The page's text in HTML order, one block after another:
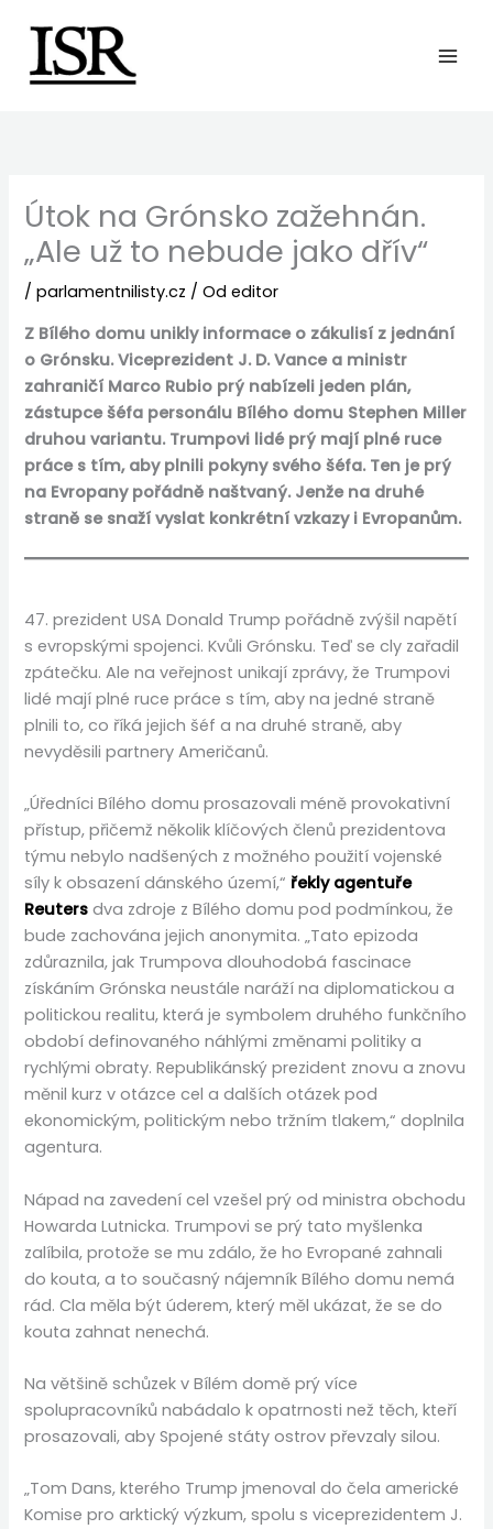
obsah
Útok na Grónsko zažehnán.
„Ale už to nebude jako dřív“
/parlamentnilisty.cz / Od editor
Z Bílého domu unikly informace o zákulisí z jednání
o Grónsku. Viceprezident J. D. Vance a ministr
zahraničí Marco Rubio prý nabízeli jeden plán,
zástupce šéfa personálu Bílého domu Stephen Miller
druhou variantu. Trumpovi lidé prý mají plné ruce
práce s tím, aby plnili pokyny svého šéfa. Ten je prý
na Evropany pořádně naštvaný. Jenže na druhé
straně se snaží vyslat konkrétní vzkazy i Evropanům.
47. prezident USA Donald Trump pořádně zvýšil napětí
s evropskými spojenci. Kvůli Grónsku. Teď se cly zařadil
zpátečku. Ale na veřejnost unikají zprávy, že Trumpovi
lidé mají plné ruce práce s tím, aby na jedné straně
plnili to, co říká jejich šéf a na druhé straně, aby
nevyděsili partnery Američanů.
„Úředníci Bílého domu prosazovali méně provokativní
přístup, přičemž několik klíčových členů prezidentova
týmu nebylo nadšených z možného použití vojenské
síly k obsazení dánského území,“ řekly agentuře
Reuters dva zdroje z Bílého domu pod podmínkou, že
bude zachována jejich anonymita. „Tato epizoda
zdůraznila, jak Trumpova dlouhodobá fascinace
získáním Grónska neustále naráží na diplomatickou a
politickou realitu, která je symbolem druhého funkčního
období definovaného náhlými změnami politiky a
rychlými obraty. Republikánský prezident znovu a znovu
měnil kurz v otázce cel a dalších otázek pod
ekonomickým, politickým nebo tržním tlakem,“ doplnila
agentura.
Nápad na zavedení cel vzešel prý od ministra obchodu
Howarda Lutnicka. Trumpovi se prý tato myšlenka
zalíbila, protože se mu zdálo, že ho Evropané zahnali
do kouta, a to současný nájemník Bílého domu nemá
rád. Cla měla být úderem, který měl ukázat, že se do
kouta zahnat nenechá.
Na většině schůzek v Bílém domě prý více
spolupracovníků nabádalo k opatrnosti než těch, kteří
prosazovali, aby Spojené státy ostrov převzaly silou.
„Tom Dans, kterého Trump jmenoval do čela americké
Komise pro arktický výzkum, spolu s viceprezidentem J.